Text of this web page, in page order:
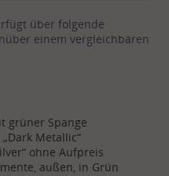
über folgende
einem vergleichbaren
grüner Spange
Metallic“
ohne Aufpreis
außen, in Grün